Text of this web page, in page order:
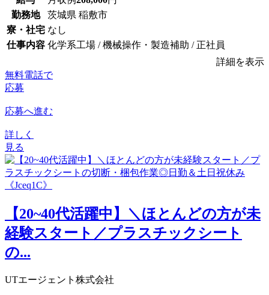
勤務地
茨城県 稲敷市
寮・社宅 なし
仕事内容 化学系工場 / 機械操作・製造補助 / 正社員
詳細を表示
無料電話で
応募
応募へ進む
詳しく
見る
【20~40代活躍中】＼ほとんどの方が未
経験スタート／プラスチックシート
の...
UTエージェント株式会社